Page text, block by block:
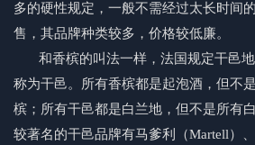
多的硬性规定，一般不需经过太长时间
售，其品牌种类较多，价格较低廉。
和香槟的叫法一样，法国规定干邑地
称为干邑。所有香槟都是起泡酒，但不
槟；所有干邑都是白兰地，但不是所有
较著名的干邑品牌有马爹利（Martell）